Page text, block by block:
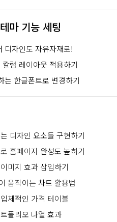
마 기능 세팅
디자인도 자유자재로!
럼 레이아웃 적용하기
는 한글폰트로 변경하기
디자인 요소들 구현하기
홈페이지 완성도 높히기
미지 효과 삽입하기
움직이는 차트 활용법
체적인 가격 테이블
폴리오 나열 효과